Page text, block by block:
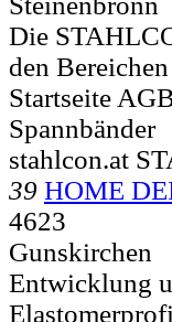
Die
den
Startseite
Spannbänder
stahlcon.at
39 HOME
4623
Gunskirchen
Entwicklung